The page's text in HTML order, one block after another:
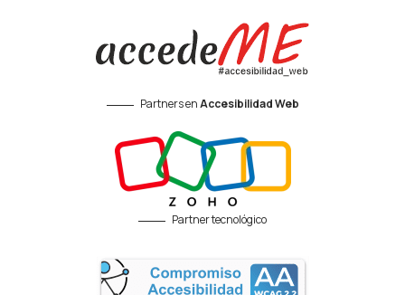
Partners enAccesibilidad Web
Partner tecnológico